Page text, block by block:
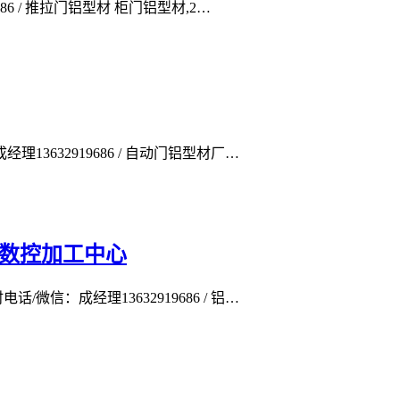
/ 推拉门铝型材 柜门铝型材,2…
理13632919686 / 自动门铝型材厂…
控加工中心
话/微信：成经理13632919686 / 铝…